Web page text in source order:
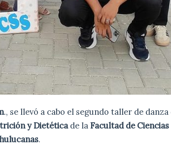
., se llevó a cabo el segundo taller de
y Dietéticade laFacultad de
.